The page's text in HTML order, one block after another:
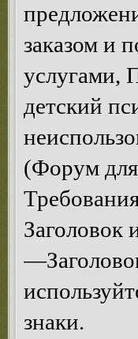
заказом и
услугами,
детский
(Форум для
Заголовок
знаки.